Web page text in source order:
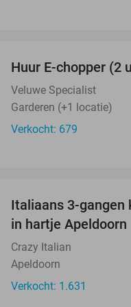
Huur E-chopper (2
Veluwe Specialist
Garderen (+1 locatie)
Verkocht: 679
Italiaans 3-gangen
in hartje Apeldoorn
Crazy Italian
Apeldoorn
Verkocht: 1.631